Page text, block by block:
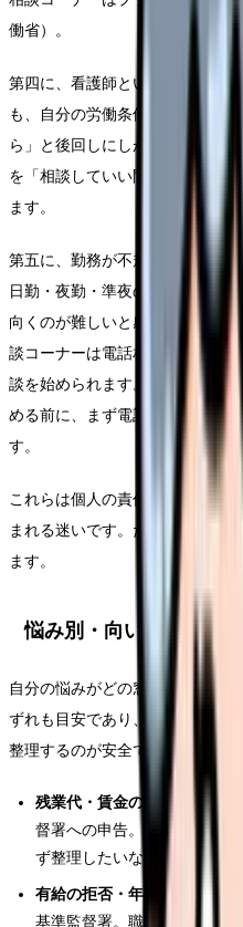
働省）。
第四に、看護師という職業の特
も、自分の労働条件については
ら」と後回しにしがちな文化が
を「相談していい問題」として
ます。
第五に、勤務が不規則で、相談
日勤・夜勤・準夜のシフトが組
向くのが難しいと感じる人は多
談コーナーは電話相談にも対応
談を始められます。「平日の昼
める前に、まず電話で問い合わ
す。
これらは個人の責任ではなく、
まれる迷いです。だからこそ、
ます。
悩み別・向いている窓口
自分の悩みがどの窓口に向きや
ずれも目安であり、実際にはま
整理するのが安全です。
残業代・賃金の未払い
：明
督署への申告。金額や請求方
ず整理したいなら総合労働相
有給の拒否・年5日取得義務違
基準監督署。職場との調整